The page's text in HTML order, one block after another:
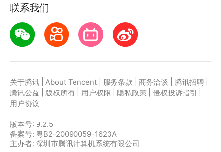
联系我们
关于腾讯 About Tencent 服务条款 商务洽谈 腾讯招聘
腾讯公益
版权所有 用户权限 隐私政策 侵权投诉指引
用户协议
版本号: 9.2.5
备案号: 粤B2-20090059-1623A
主办者: 深圳市腾讯计算机系统有限公司